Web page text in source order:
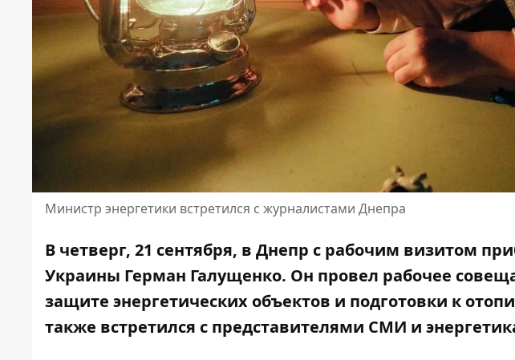
Министр энергетики встретился с журналистами Днепра
В четверг, 21 сентября, в Днепр с рабочим визитом
Украины Герман Галущенко. Он провел рабочее
защите энергетических объектов и подготовки к
также встретился с представителями СМИ и